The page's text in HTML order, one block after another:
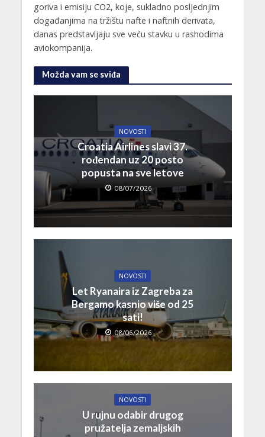
goriva i emisiju CO2, koje, sukladno posljednjim
događanjima na tržištu nafte i naftnih derivata,
danas predstavljaju sve veću stavku u rashodima
aviokompanija.
Možda vam se sviđa
NOVOSTI
Croatia Airlines slavi 37.
rođendan uz 20 posto
popusta na sve letove
08/07/2026
NOVOSTI
Let Ryanaira iz Zagreba za
Bergamo kasnio više od 25
sati!
08/06/2026
NOVOSTI
U rujnu odabir drugog
pružatelja zemaljskih